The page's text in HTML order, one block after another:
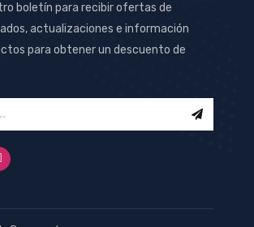
boletín para recibir ofertas de
actualizaciones e información
para obtener un descuento de